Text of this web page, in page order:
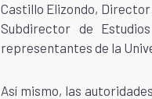
Castillo Elizondo,
Subdirector de
representantes de la
Así mismo, las